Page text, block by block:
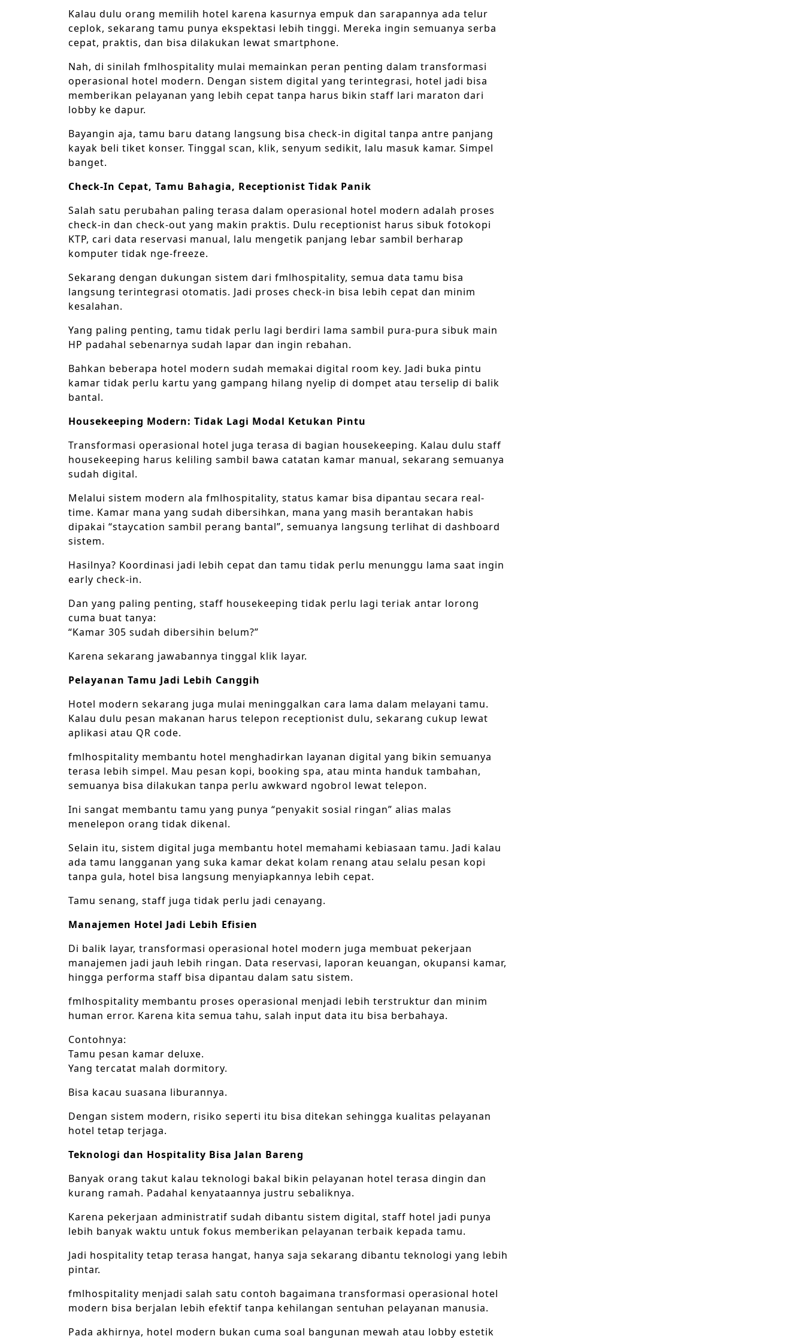
Kalau dulu orang memilih hotel karena kasurnya empuk dan sarapannya ada telur
ceplok, sekarang tamu punya ekspektasi lebih tinggi. Mereka ingin semuanya serba
cepat, praktis, dan bisa dilakukan lewat smartphone.
Nah, di sinilah fmlhospitality mulai memainkan peran penting dalam transformasi
operasional hotel modern. Dengan sistem digital yang terintegrasi, hotel jadi bisa
memberikan pelayanan yang lebih cepat tanpa harus bikin staff lari maraton dari
lobby ke dapur.
Bayangin aja, tamu baru datang langsung bisa check-in digital tanpa antre panjang
kayak beli tiket konser. Tinggal scan, klik, senyum sedikit, lalu masuk kamar. Simpel
banget.
Check-In Cepat, Tamu Bahagia, Receptionist Tidak Panik
Salah satu perubahan paling terasa dalam operasional hotel modern adalah proses
check-in dan check-out yang makin praktis. Dulu receptionist harus sibuk fotokopi
KTP, cari data reservasi manual, lalu mengetik panjang lebar sambil berharap
komputer tidak nge-freeze.
Sekarang dengan dukungan sistem dari fmlhospitality, semua data tamu bisa
langsung terintegrasi otomatis. Jadi proses check-in bisa lebih cepat dan minim
kesalahan.
Yang paling penting, tamu tidak perlu lagi berdiri lama sambil pura-pura sibuk main
HP padahal sebenarnya sudah lapar dan ingin rebahan.
Bahkan beberapa hotel modern sudah memakai digital room key. Jadi buka pintu
kamar tidak perlu kartu yang gampang hilang nyelip di dompet atau terselip di balik
bantal.
Housekeeping Modern: Tidak Lagi Modal Ketukan Pintu
Transformasi operasional hotel juga terasa di bagian housekeeping. Kalau dulu staff
housekeeping harus keliling sambil bawa catatan kamar manual, sekarang semuanya
sudah digital.
Melalui sistem modern ala fmlhospitality, status kamar bisa dipantau secara real-
time. Kamar mana yang sudah dibersihkan, mana yang masih berantakan habis
dipakai “staycation sambil perang bantal”, semuanya langsung terlihat di dashboard
sistem.
Hasilnya? Koordinasi jadi lebih cepat dan tamu tidak perlu menunggu lama saat ingin
early check-in.
Dan yang paling penting, staff housekeeping tidak perlu lagi teriak antar lorong
cuma buat tanya:
“Kamar 305 sudah dibersihin belum?”
Karena sekarang jawabannya tinggal klik layar.
Pelayanan Tamu Jadi Lebih Canggih
Hotel modern sekarang juga mulai meninggalkan cara lama dalam melayani tamu.
Kalau dulu pesan makanan harus telepon receptionist dulu, sekarang cukup lewat
aplikasi atau QR code.
fmlhospitality membantu hotel menghadirkan layanan digital yang bikin semuanya
terasa lebih simpel. Mau pesan kopi, booking spa, atau minta handuk tambahan,
semuanya bisa dilakukan tanpa perlu awkward ngobrol lewat telepon.
Ini sangat membantu tamu yang punya “penyakit sosial ringan” alias malas
menelepon orang tidak dikenal.
Selain itu, sistem digital juga membantu hotel memahami kebiasaan tamu. Jadi kalau
ada tamu langganan yang suka kamar dekat kolam renang atau selalu pesan kopi
tanpa gula, hotel bisa langsung menyiapkannya lebih cepat.
Tamu senang, staff juga tidak perlu jadi cenayang.
Manajemen Hotel Jadi Lebih Efisien
Di balik layar, transformasi operasional hotel modern juga membuat pekerjaan
manajemen jadi jauh lebih ringan. Data reservasi, laporan keuangan, okupansi kamar,
hingga performa staff bisa dipantau dalam satu sistem.
fmlhospitality membantu proses operasional menjadi lebih terstruktur dan minim
human error. Karena kita semua tahu, salah input data itu bisa berbahaya.
Contohnya:
Tamu pesan kamar deluxe.
Yang tercatat malah dormitory.
Bisa kacau suasana liburannya.
Dengan sistem modern, risiko seperti itu bisa ditekan sehingga kualitas pelayanan
hotel tetap terjaga.
Teknologi dan Hospitality Bisa Jalan Bareng
Banyak orang takut kalau teknologi bakal bikin pelayanan hotel terasa dingin dan
kurang ramah. Padahal kenyataannya justru sebaliknya.
Karena pekerjaan administratif sudah dibantu sistem digital, staff hotel jadi punya
lebih banyak waktu untuk fokus memberikan pelayanan terbaik kepada tamu.
Jadi hospitality tetap terasa hangat, hanya saja sekarang dibantu teknologi yang lebih
pintar.
fmlhospitality menjadi salah satu contoh bagaimana transformasi operasional hotel
modern bisa berjalan lebih efektif tanpa kehilangan sentuhan pelayanan manusia.
Pada akhirnya, hotel modern bukan cuma soal bangunan mewah atau lobby estetik